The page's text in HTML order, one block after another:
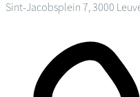
Sint-Jacobsplein 7, 3000